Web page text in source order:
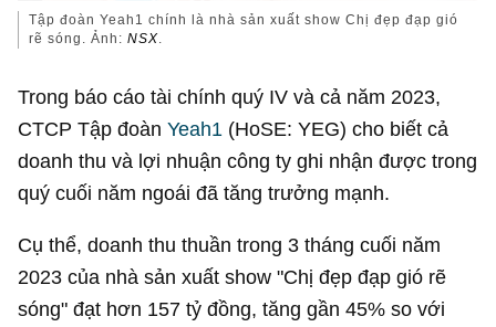
Tập đoàn Yeah1 chính là nhà sản xuất show Chị đẹp đạp gió
rẽ sóng. Ảnh:NSX.
Trong báo cáo tài chính quý IV và cả năm 2023,
CTCP Tập đoànYeah1 (HoSE: YEG) cho biết cả
doanh thu và lợi nhuận công ty ghi nhận được trong
quý cuối năm ngoái đã tăng trưởng mạnh.
Cụ thể, doanh thu thuần trong 3 tháng cuối năm
2023 của nhà sản xuất show "Chị đẹp đạp gió rẽ
sóng" đạt hơn 157 tỷ đồng, tăng gần 45% so với